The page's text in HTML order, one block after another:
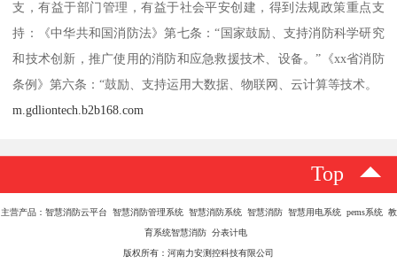
支，有益于部门管理，有益于社会平安创建，得到法规政策重点支
持：《中华共和国消防法》第七条：“国家鼓励、支持消防科学研究
和技术创新，推广使用的消防和应急救援技术、设备。”《xx省消防
条例》第六条：“鼓励、支持运用大数据、物联网、云计算等技术。
m.gdliontech.b2b168.com
Top
主营产品：智慧消防云平台 智慧消防管理系统 智慧消防系统 智慧消防 智慧用电系统 pems系统 教
育系统智慧消防 分表计电
版权所有：河南力安测控科技有限公司